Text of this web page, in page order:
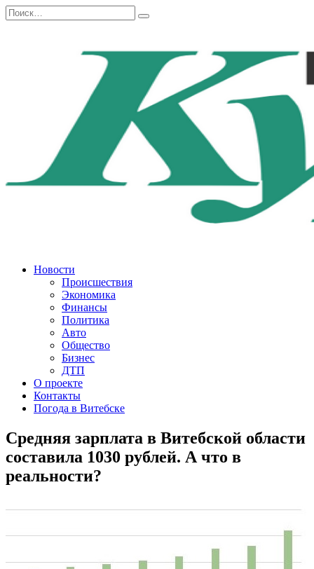
Перейти
к
Search
for:
Новости
Происшествия
Экономика
Финансы
Политика
Авто
Общество
Бизнес
ДТП
О проекте
Контакты
Погода в Витебске
Средняя зарплата в Витебской области
составила 1030 рублей. А что в
реальности?